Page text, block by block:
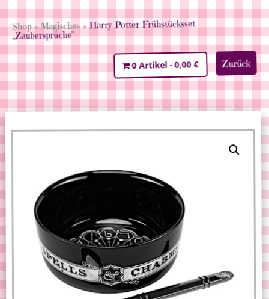
Shop»Magisches» Harry Potter Frühstücksset
„Zaubersprüche“
Zurück
0 Artikel 0,00 €